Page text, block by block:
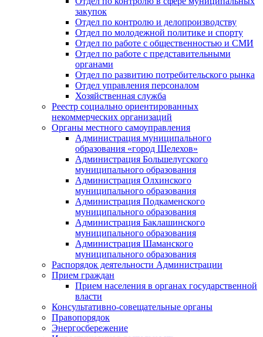
закупок
Отдел по контролю и делопроизводству
Отдел по молодежной политике и спорту
Отдел по работе с общественностью и СМИ
Отдел по работе с представительными
органами
Отдел по развитию потребительского рынка
Отдел управления персоналом
Хозяйственная служба
Реестр социально ориентированных
некоммерческих организаций
Органы местного самоуправления
Администрация муниципального
образования «город Шелехов»
Администрация Большелугского
муниципального образования
Администрация Олхинского
муниципального образования
Администрация Подкаменского
муниципального образования
Администрация Баклашинского
муниципального образования
Администрация Шаманского
муниципального образования
Распорядок деятельности Администрации
Прием граждан
Прием населения в органах государственной
власти
Консультативно-совещательные органы
Правопорядок
Энергосбережение